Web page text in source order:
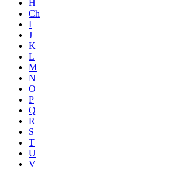
H
Ch
I
J
K
L
M
N
O
P
Q
R
S
T
U
V